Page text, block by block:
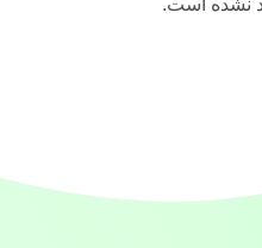
نشده است.